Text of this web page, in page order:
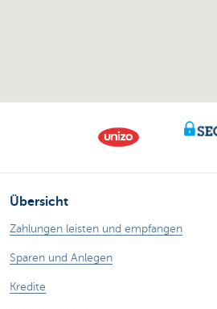
Übersicht
Zahlungen leisten und empfangen
Sparen und Anlegen
Kredite